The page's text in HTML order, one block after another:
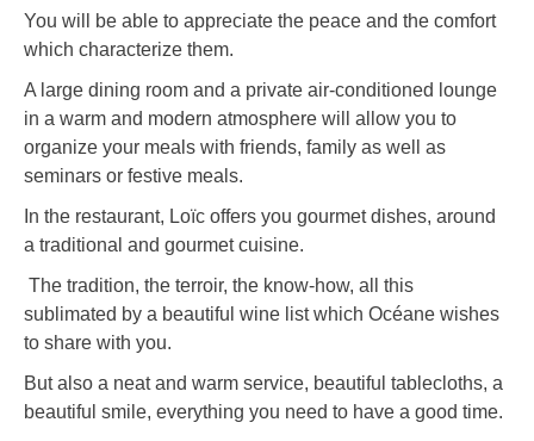
You will be able to appreciate the peace and the comfort
which characterize them.
A large dining room and a private air-conditioned lounge
in a warm and modern atmosphere will allow you to
organize your meals with friends, family as well as
seminars or festive meals.
In the restaurant, Loïc offers you gourmet dishes, around
a traditional and gourmet cuisine.
The tradition, the terroir, the know-how, all this
sublimated by a beautiful wine list which Océane wishes
to share with you.
But also a neat and warm service, beautiful tablecloths, a
beautiful smile, everything you need to have a good time.